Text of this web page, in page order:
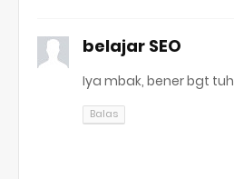
belajar SEO
Iya mbak, bener bgt tuh
Balas